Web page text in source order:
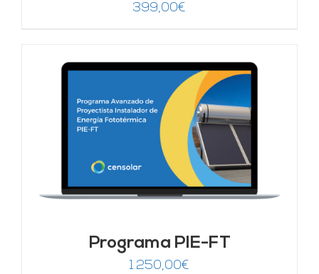
399,00€
Programa PIE-FT
1.250,00€